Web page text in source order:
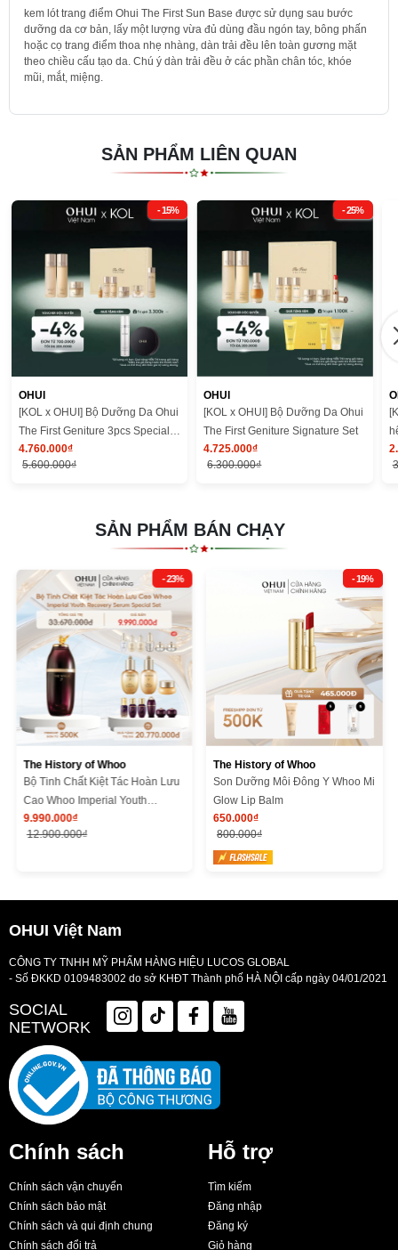
kem lót trang điểm Ohui The First Sun Base được sử dụng sau bước
dưỡng da cơ bản, lấy một lượng vừa đủ dùng đầu ngón tay, bông phấn
hoặc cọ trang điểm thoa nhẹ nhàng, dàn trải đều lên toàn gương mặt
theo chiều cấu tạo da. Chú ý dàn trải đều ở các phần chân tóc, khóe
mũi, mắt, miệng.
SẢN PHẨM LIÊN QUAN
- 15%
OHUI
[KOL x OHUI] Bộ Dưỡng Da Ohui
The First Geniture 3pcs Special
Set Y25
4.760.000₫
5.600.000₫
- 25%
OHUI
[KOL x OHUI] Bộ Dưỡng Da Ohui
The First Geniture Signature Set
4.725.000₫
6.300.000₫
SẢN PHẨM BÁN CHẠY
- 23%
The History of Whoo
Bộ Tinh Chất Kiệt Tác Hoàn Lưu
Cao Whoo Imperial Youth
Recovery Serum Special Set
9.990.000₫
12.900.000₫
- 19%
The History of Whoo
Son Dưỡng Môi Đông Y Whoo Mi
Glow Lip Balm
650.000₫
800.000₫
OHUI Việt Nam
CÔNG TY TNHH MỸ PHẨM HÀNG HIỆU LUCOS GLOBAL
- Số ĐKKD 0109483002 do sở KHĐT Thành phố HÀ NỘI cấp ngày 04/01/2021
SOCIAL
NETWORK
Chính sách
Chính sách vận chuyển
Chính sách bảo mật
Chính sách và qui định chung
Chính sách đổi trả
Hỗ trợ
Tìm kiếm
Đăng nhập
Đăng ký
Giỏ hàng